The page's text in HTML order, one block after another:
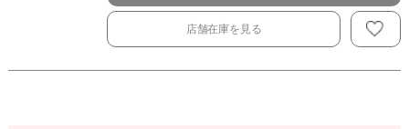
店舗在庫を見る